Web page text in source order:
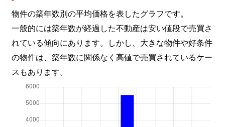
物件の築年数別の平均価格を表したグラフです。
一般的には築年数が経過した不動産は安い値段で売買さ
れている傾向にあります。しかし、大きな物件や好条件
の物件は、築年数に関係なく高値で売買されているケー
スもあります。